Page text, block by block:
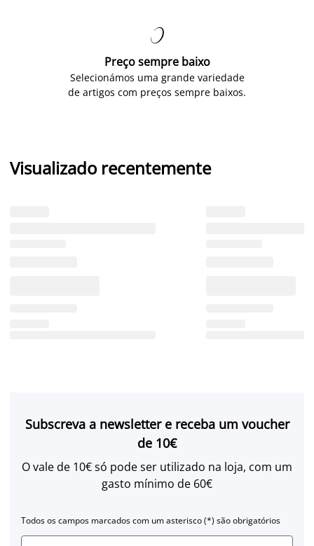

Preço sempre baixo
Selecionámos uma grande variedade
de artigos com preços sempre baixos.
Visualizado recentemente
Subscreva a newsletter e receba um voucher
de 10€
O vale de 10€ só pode ser utilizado na loja, com um
gasto mínimo de 60€
Todos os campos marcados com um asterisco (*) são obrigatórios